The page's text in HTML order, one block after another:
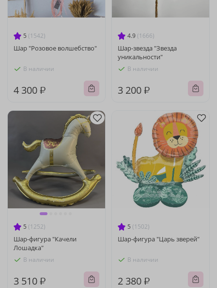
5 (1542)
Шар "Розовое волшебство"
В наличии
4 300 ₽
4.9 (1666)
Шар-звезда "Звезда
уникальности"
В наличии
3 200 ₽
5 (1252)
Шар-фигура "Качели
Лошадка"
В наличии
3 510 ₽
5 (1502)
Шар-фигура "Царь зверей"
В наличии
2 380 ₽